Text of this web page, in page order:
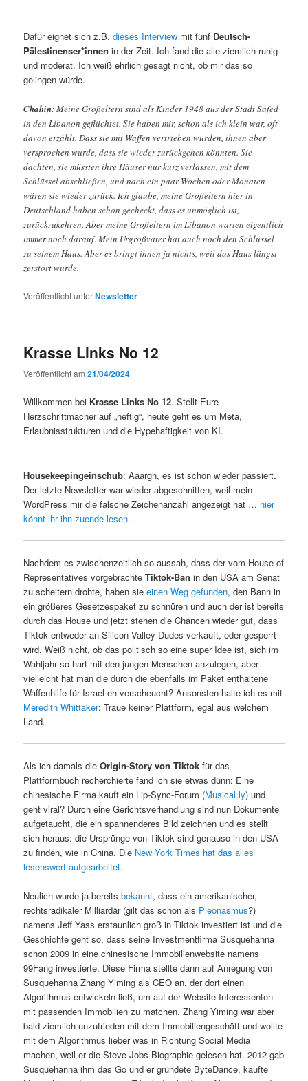
Dafür eignet sich z.B.dieses Interview mit fünf Deutsch-
Pälestinenser*innen in der Zeit. Ich fand die alle ziemlich ruhig
und moderat. Ich weiß ehrlich gesagt nicht, ob mir das so
gelingen würde.
Chahin: Meine Großeltern sind als Kinder 1948 aus der Stadt Safed
in den Libanon geflüchtet. Sie haben mir, schon als ich klein war, oft
davon erzählt. Dass sie mit Waffen vertrieben wurden, ihnen aber
versprochen wurde, dass sie wieder zurückgehen könnten. Sie
dachten, sie müssten ihre Häuser nur kurz verlassen, mit dem
Schlüssel abschließen, und nach ein paar Wochen oder Monaten
wären sie wieder zurück. Ich glaube, meine Großeltern hier in
Deutschland haben schon gecheckt, dass es unmöglich ist,
zurückzukehren. Aber meine Großeltern im Libanon warten eigentlich
immer noch darauf. Mein Urgroßvater hat auch noch den Schlüssel
zu seinem Haus. Aber es bringt ihnen ja nichts, weil das Haus längst
zerstört wurde.
Veröffentlicht unterNewsletter
Krasse Links No 12
Veröffentlicht am21/04/2024
Willkommen bei Krasse Links No 12. Stellt Eure
Herzschrittmacher auf „heftig“, heute geht es um Meta,
Erlaubnisstrukturen und die Hypehaftigkeit von KI.
Housekeepingeinschub: Aaargh, es ist schon wieder passiert.
Der letzte Newsletter war wieder abgeschnitten, weil mein
WordPress mir die falsche Zeichenanzahl angezeigt hat … hier
könnt ihr ihn zuende lesen.
Nachdem es zwischenzeitlich so aussah, dass der vom House of
Representatives vorgebrachteTiktok-Ban in den USA am Senat
zu scheitern drohte, haben sieeinen Weg gefunden, den Bann in
ein größeres Gesetzespaket zu schnüren und auch der ist bereits
durch das House und jetzt stehen die Chancen wieder gut, dass
Tiktok entweder an Silicon Valley Dudes verkauft, oder gesperrt
wird. Weiß nicht, ob das politisch so eine super Idee ist, sich im
Wahljahr so hart mit den jungen Menschen anzulegen, aber
vielleicht hat man die durch die ebenfalls im Paket enthaltene
Waffenhilfe für Israel eh verscheucht? Ansonsten halte ich es mit
Meredith Whittaker: Traue keiner Plattform, egal aus welchem
Land.
Als ich damals dieOrigin-Story von Tiktok für das
Plattformbuch recherchierte fand ich sie etwas dünn: Eine
chinesische Firma kauft ein Lip-Sync-Forum (Musical.ly) und
geht viral? Durch eine Gerichtsverhandlung sind nun Dokumente
aufgetaucht, die ein spannenderes Bild zeichnen und es stellt
sich heraus: die Ursprünge von Tiktok sind genauso in den USA
zu finden, wie in China. Die New York Times hat das alles
lesenswert aufgearbeitet.
Neulich wurde ja bereitsbekannt, dass ein amerikanischer,
rechtsradikaler Milliardär (gilt das schon als Pleonasmus?)
namens Jeff Yass erstaunlich groß in Tiktok investiert ist und die
Geschichte geht so, dass seine Investmentfirma Susquehanna
schon 2009 in eine chinesische Immobilienwebsite namens
99Fang investierte. Diese Firma stellte dann auf Anregung von
Susquehanna Zhang Yiming als CEO an, der dort einen
Algorithmus entwickeln ließ, um auf der Website Interessenten
mit passenden Immobilien zu matchen. Zhang Yiming war aber
bald ziemlich unzufrieden mit dem Immobiliengeschäft und wollte
mit dem Algorithmus lieber was in Richtung Social Media
machen, weil er die Steve Jobs Biographie gelesen hat. 2012 gab
Susquehanna ihm das Go und er gründete ByteDance, kaufte